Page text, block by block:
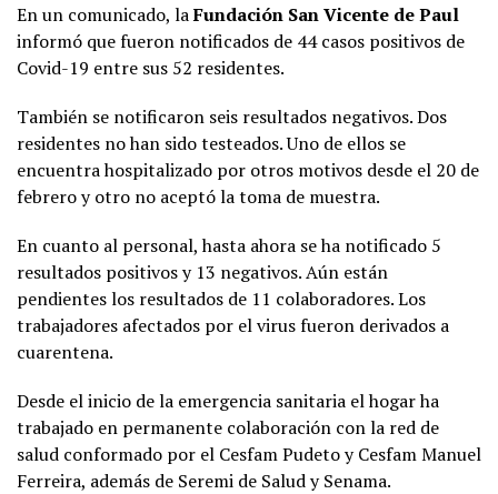
En un comunicado, laFundación San Vicente de Paul
informó que fueron notificados de 44 casos positivos de
Covid-19 entre sus 52 residentes.
También se notificaron seis resultados negativos. Dos
residentes no han sido testeados. Uno de ellos se
encuentra hospitalizado por otros motivos desde el 20 de
febrero y otro no aceptó la toma de muestra.
En cuanto al personal, hasta ahora se ha notificado 5
resultados positivos y 13 negativos. Aún están
pendientes los resultados de 11 colaboradores. Los
trabajadores afectados por el virus fueron derivados a
cuarentena.
Desde el inicio de la emergencia sanitaria el hogar ha
trabajado en permanente colaboración con la red de
salud conformado por el Cesfam Pudeto y Cesfam Manuel
Ferreira, además de Seremi de Salud y Senama.